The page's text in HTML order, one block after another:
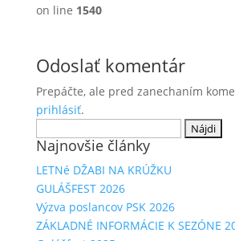
on line 1540
Odoslať komentár
Prepáčte, ale pred zanechaním
prihlásiť.
Najnovšie články
LETNé DŽABI NA KRÚŽKU
GULÁŠFEST 2026
Výzva poslancov PSK 2026
ZÁKLADNÉ INFORMÁCIE K SEZÓNE